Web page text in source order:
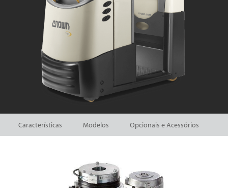
Características Modelos Opcionais e Acessórios